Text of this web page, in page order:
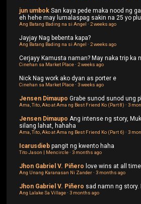
jun umbok San kaya pede maka nood ng
eh hehe may lumalaspag sakin na 25 yo
Ang Batang Bading na si Angel ·2 weeks ago
JayjayNag bebenta kapa?
Ang Batang Bading na si Angel ·2 weeks ago
CerjayyKamusta naman? May naka trip ka
Cinehan sa Market Place·2 weeks ago
NickNag work ako dyan as porter e
Cinehan sa Market Place·3 weeks ago
Jensen Dimaupo Grabe sunod sunod ung
Ama, Tito, Ako at Ama ng Best Friend Ko (Part 8) ·3
Jensen Dimaupo Ang intense ng story,
silang lahat, hahaha
Ama, Tito, Ako at Ama ng Best Friend Ko (Part 6) ·3
Icarusdieb pangit ng kwento haha
Tito Jason | Mencircle·3 months ago
Jhon Gabriel V. Piñero love wins at all time.
Ang Unang Karanasan Ni Zander·3 months ago
Jhon Gabriel V. Piñero sad namn ng story.
Ang Lalake Sa Village·3 months ago